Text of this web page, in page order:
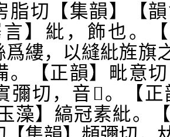
脂切【集韻】【
言】紕，飾也。
爲縷，以縫紕旌
。【正韻】毗意
彌切，音 𤰞。【
藻】縞冠素紕。